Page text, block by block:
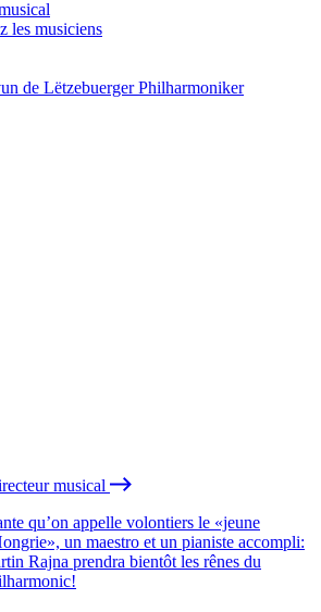
les musiciens
de Lëtzebuerger Philharmoniker
musical
qu’on appelle volontiers le «jeune
un maestro et un pianiste accompli:
Rajna prendra bientôt les rênes du